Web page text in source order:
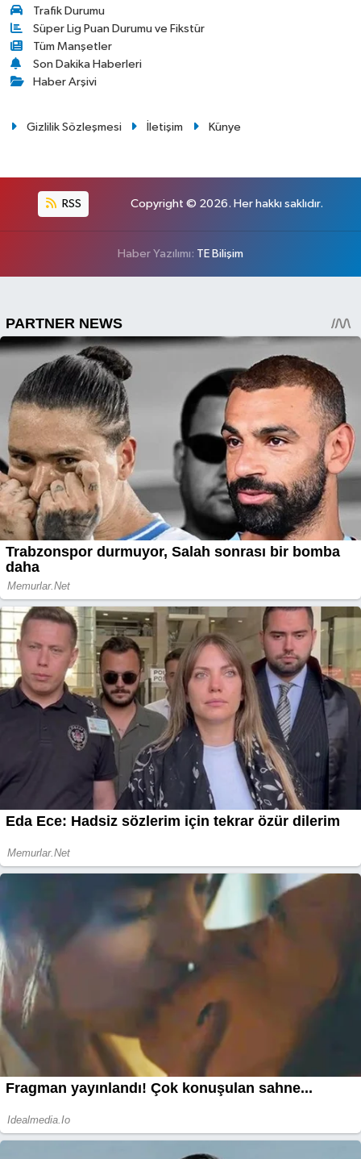
Trafik Durumu
Süper Lig Puan Durumu ve Fikstür
Tüm Manşetler
Son Dakika Haberleri
Haber Arşivi
Gizlilik Sözleşmesi İletişim Künye
RSS Copyright © 2026. Her hakkı saklıdır.
Haber Yazılımı: TE Bilişim